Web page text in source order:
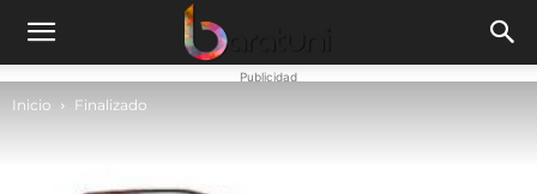
Publicidad
Inicio Finalizado